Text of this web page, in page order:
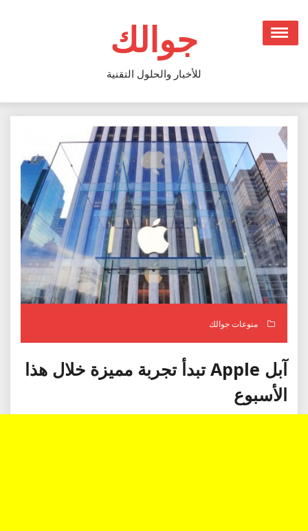
content
جوالك
للأخبار والحلول التقنية
منوعات جوالك
آبل Apple تبدأ تجربة مميزة خلال هذا
الأسبوع